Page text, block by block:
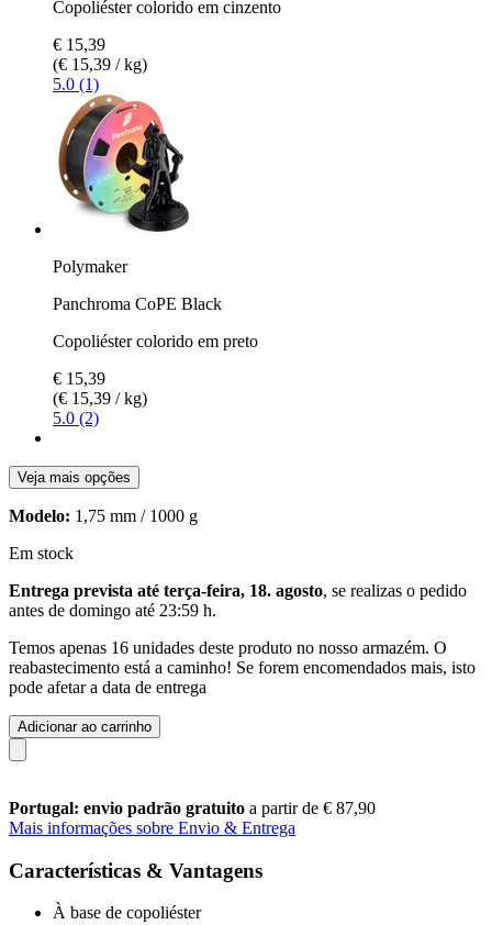
Copoliéster colorido em cinzento
€ 15,39
(€ 15,39 / kg)
5.0 (1)
Polymaker
Panchroma CoPE Black
Copoliéster colorido em preto
€ 15,39
(€ 15,39 / kg)
5.0 (2)
Veja mais opções
Modelo: 1,75 mm / 1000 g
Em stock
Entrega prevista até terça-feira, 18. agosto, se realizas o pedido
antes de domingo até 23:59 h.
Temos apenas 16 unidades deste produto no nosso armazém. O
reabastecimento está a caminho! Se forem encomendados mais, isto
pode afetar a data de entrega
Adicionar ao carrinho
Portugal: envio padrão gratuito a partir de € 87,90
Mais informações sobre Envio & Entrega
Características & Vantagens
À base de copoliéster